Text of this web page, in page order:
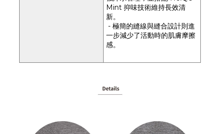
Mint 抑味技術維持長效清
新。
- 極簡的縫線與縫合設計則進
一步減少了活動時的肌膚摩擦
感。